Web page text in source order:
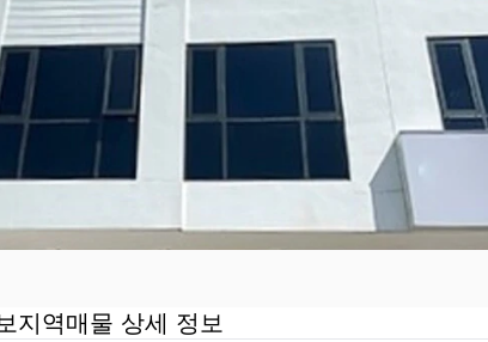
지역매물 상세 정보